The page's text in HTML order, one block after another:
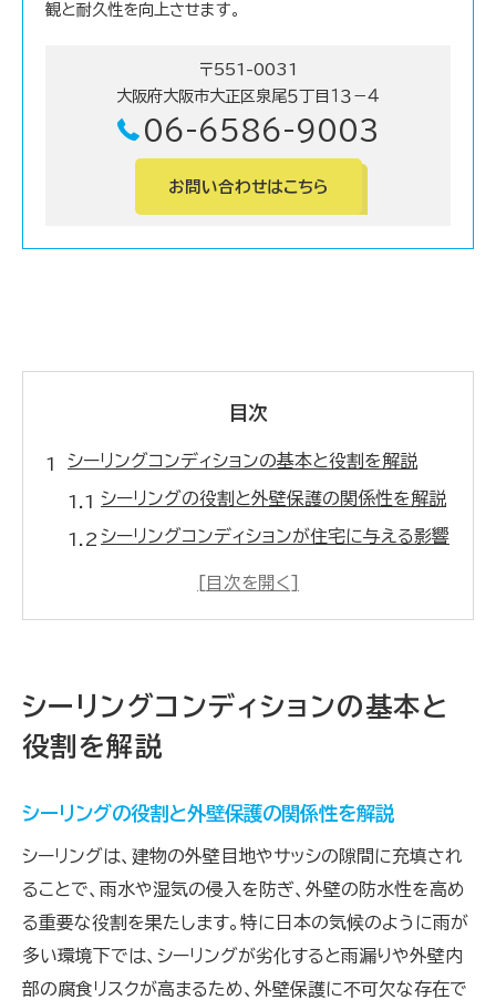
観と耐久性を向上させます。
〒551-0031
大阪府大阪市大正区泉尾５丁目１３－４
06-6586-9003
お問い合わせはこちら
目次
シーリングコンディションの基本と役割を解説
シーリングの役割と外壁保護の関係性を解説
シーリングコンディションが住宅に与える影響
外壁シーリングの必要性とその基本機能を知
解説
劣化症状を見逃さない外壁シーリングのチェック
シーリングの劣化症状を早期発見する方法
外壁シーリングチェック時の注目ポイント
ひび割れや剥離等シーリング劣化の見分け方
外壁シーリング目地の劣化サインを徹底解説
シーリングコンディションの基本と
役割を解説
シーリングの役割と外壁保護の関係性を解説
シーリングは、建物の外壁目地やサッシの隙間に充填され
ることで、雨水や湿気の侵入を防ぎ、外壁の防水性を高め
る重要な役割を果たします。特に日本の気候のように雨が
多い環境下では、シーリングが劣化すると雨漏りや外壁内
部の腐食リスクが高まるため、外壁保護に不可欠な存在で